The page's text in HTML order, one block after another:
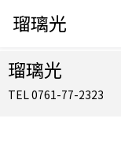
瑠璃光
瑠璃光
TEL 0761-77-2323